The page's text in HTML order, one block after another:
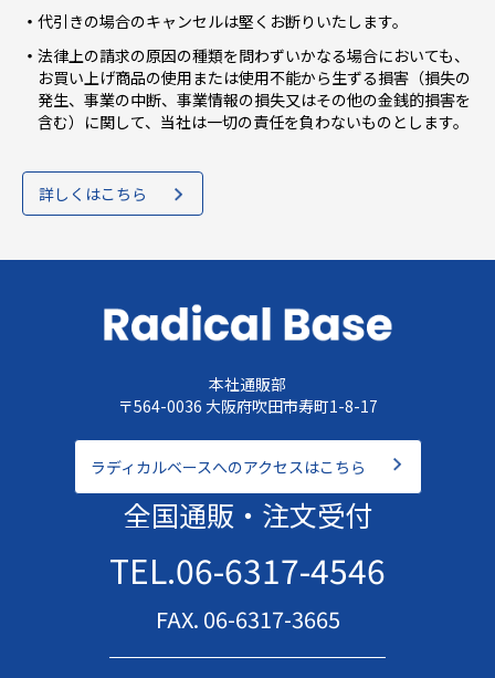
代引きの場合のキャンセルは堅くお断りいたします。
法律上の請求の原因の種類を問わずいかなる場合においても、
お買い上げ商品の使用または使用不能から生ずる損害（損失の
発生、事業の中断、事業情報の損失又はその他の金銭的損害を
含む）に関して、当社は一切の責任を負わないものとします。
詳しくはこちら
本社通販部
〒564-0036 大阪府吹田市寿町1-8-17
ラディカルベースへのアクセスはこちら
全国通販・注文受付
TEL.06-6317-4546
FAX. 06-6317-3665